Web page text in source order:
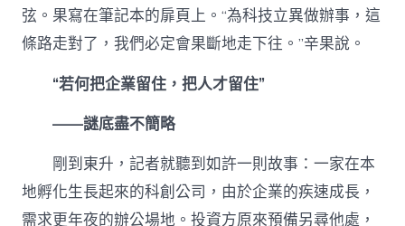
弦。果寫在筆記本的扉頁上。“為科技立異做辦事，這
條路走對了，我們必定會果斷地走下往。”辛果說。
“若何把企業留住，把人才留住”
——謎底盡不簡略
剛到東升，記者就聽到如許一則故事：一家在本
地孵化生長起來的科創公司，由於企業的疾速成長，
需求更年夜的辦公場地。投資方原來預備另尋他處，